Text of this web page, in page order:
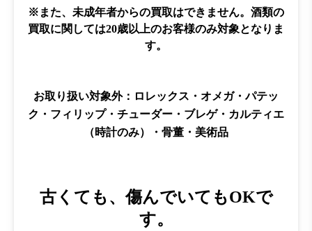
※また、未成年者からの買取はできません。酒類の
買取に関しては20歳以上のお客様のみ対象となりま
す。
お取り扱い対象外： ロレックス・オメガ・パテッ
ク・フィリップ・チューダー・ブレゲ・カルティエ
（時計のみ）・骨董・美術品
古くても、傷んでいてもOKで
す。